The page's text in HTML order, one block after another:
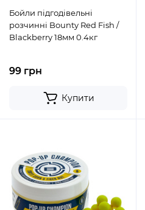
Бойли підгодівельні
розчинні Bounty Red Fish /
Blackberry 18мм 0.4кг
99 грн
Купити